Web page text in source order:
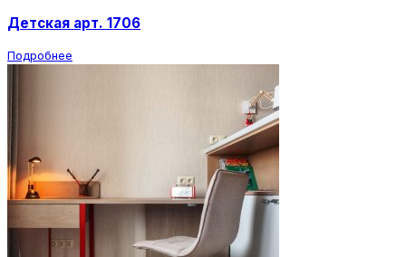
Детская арт. 1706
Подробнее